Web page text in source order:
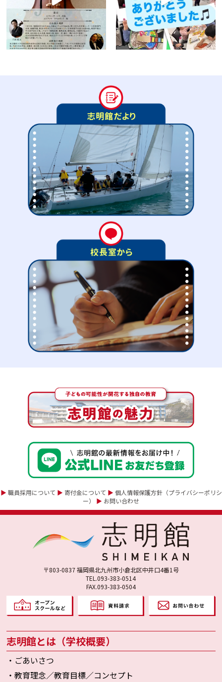
▶ 職員採用について ▶ 寄付金について ▶ 個人情報保護方針（プライバシーポリシ
ー）
▶ お問い合わせ
〒803-0837 福岡県北九州市小倉北区中井口4番1号
TEL.093-383-0514
FAX.093-383-0504
志明館とは（学校概要）
・ごあいさつ
・教育理念／教育目標／コンセプト